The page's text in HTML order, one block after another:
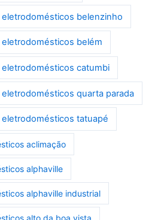
belenzinho
belém
catumbi
quarta parada
tatuapé
aclimação
alphaville
alphaville industrial
alto da boa vista